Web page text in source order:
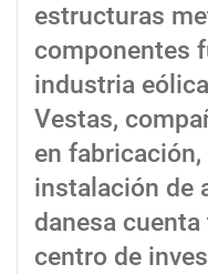
estructuras
componentes
industria
Vestas,
en
instalación de
danesa
centro de